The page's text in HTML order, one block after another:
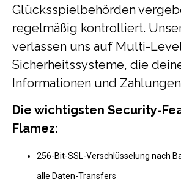
Glücksspielbehörden
regelmäßig kontrolliert.
verlassen uns auf Multi-
Sicherheitssysteme, die
Informationen und
Die wichtigsten Security-
Flamez:
256-Bit-SSL-Verschlüsselung nach
alle Daten-Transfers